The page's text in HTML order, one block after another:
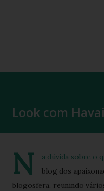
Look com
N
a dúvida sobre o
blog dos
blogosfera, reunindo